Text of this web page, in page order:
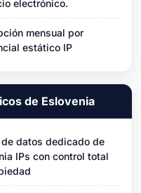
electrónico.
mensual por
estático IP
de Eslovenia
de datos dedicado de
IPs con control total